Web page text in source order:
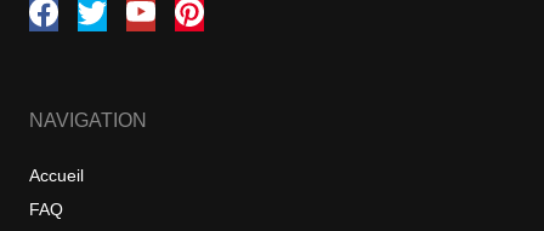
NAVIGATION
Accueil
FAQ